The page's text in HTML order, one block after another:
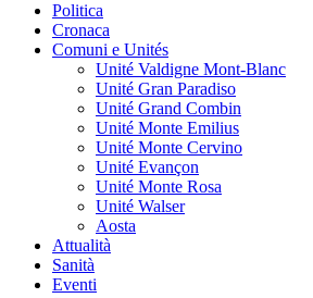
Politica
Cronaca
Comuni e Unités
Unité Valdigne Mont-Blanc
Unité Gran Paradiso
Unité Grand Combin
Unité Monte Emilius
Unité Monte Cervino
Unité Evançon
Unité Monte Rosa
Unité Walser
Aosta
Attualità
Sanità
Eventi